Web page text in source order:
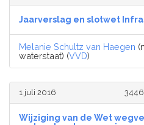
Jaarverslag en slotwet
Melanie Schultz van Haegen
waterstaat) (VVD)
1 juli 2016
Wijziging van de Wet